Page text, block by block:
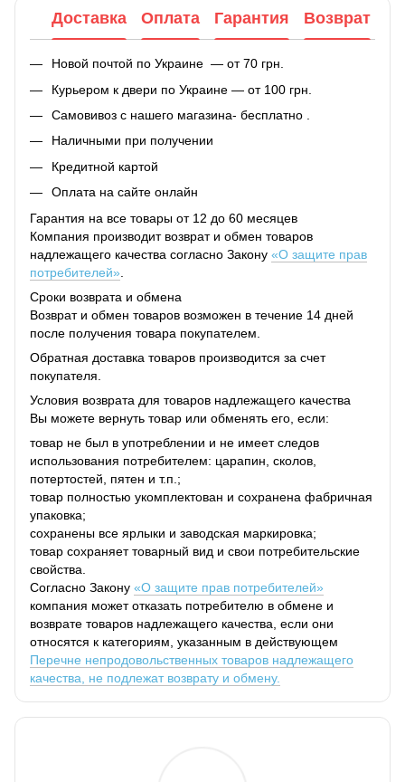
Доставка Оплата Гарантия Возврат
Новой почтой по Украине — от 70 грн.
Курьером к двери по Украине — от 100 грн.
Самовивоз с нашего магазина- бесплатно .
Наличными при получении
Кредитной картой
Оплата на сайте онлайн
Гарантия на все товары от 12 до 60 месяцев
Компания производит возврат и обмен товаров
надлежащего качества согласно Закону «О защите прав
потребителей»
Сроки возврата и обмена
Возврат и обмен товаров возможен в течение 14 дней
после получения товара покупателем.
Обратная доставка товаров производится за счет
покупателя.
Условия возврата для товаров надлежащего качества
Вы можете вернуть товар или обменять его, если:
товар не был в употреблении и не имеет следов
использования потребителем: царапин, сколов,
потертостей, пятен и т.п.;
товар полностью укомплектован и сохранена фабричная
упаковка;
сохранены все ярлыки и заводская маркировка;
товар сохраняет товарный вид и свои потребительские
свойства.
Согласно Закону «О защите прав потребителей»
компания может отказать потребителю в обмене и
возврате товаров надлежащего качества, если они
относятся к категориям, указанным в действующем
Перечне непродовольственных товаров надлежащего
качества, не подлежат возврату и обмену.